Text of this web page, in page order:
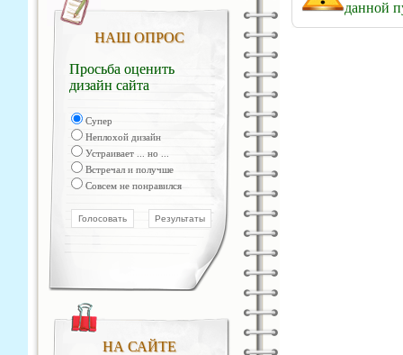
НАШ ОПРОС
Просьба оценить
дизайн сайта
Супер
Неплохой дизайн
Устраивает ... но ...
Встречал и получше
Совсем не понравился
НА САЙТЕ
данной